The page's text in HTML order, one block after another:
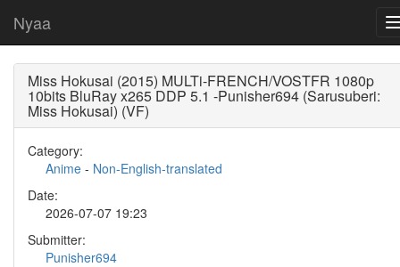
Nyaa
Miss Hokusai (2015) MULTi-FRENCH/VOSTFR 1080p
10bits BluRay x265 DDP 5.1 -Punisher694 (Sarusuberi:
Miss Hokusai) (VF)
Category:
Anime - Non-English-translated
Date:
2026-07-07 19:23
Submitter:
Punisher694